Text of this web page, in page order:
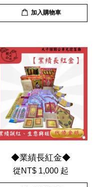
加入購物車
◆業績長紅金◆
從NT$ 1,000 起